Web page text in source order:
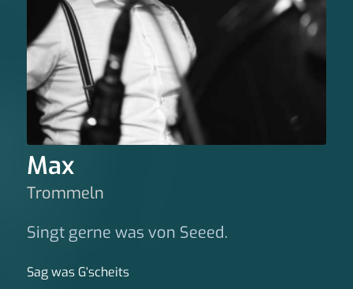
Max
Trommeln
Singt gerne was von Seeed.
Sag was G‘scheits